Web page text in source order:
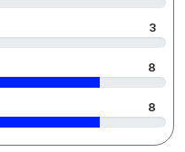
3
8
8